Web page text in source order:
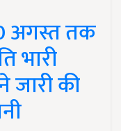
अगस्त तक
भारी
जारी की